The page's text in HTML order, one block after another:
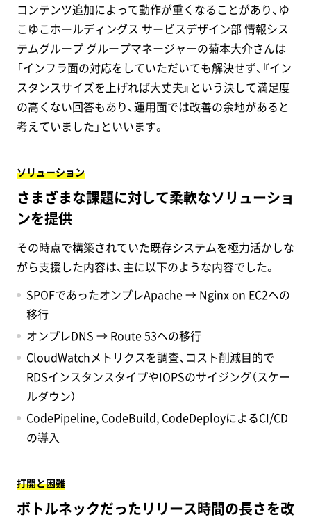
コンテンツ追加によって動作が重くなることがあり、ゆ
こゆこホールディングス サービスデザイン部 情報シス
テムグループ グループマネージャーの菊本大介さんは
「インフラ面の対応をしていただいても解決せず、『イン
スタンスサイズを上げれば大丈夫』という決して満足度
の高くない回答もあり、運用面では改善の余地があると
考えていました」といいます。
ソリューション
さまざまな課題に対して柔軟なソリューショ
ンを提供
その時点で構築されていた既存システムを極力活かしな
がら支援した内容は、主に以下のような内容でした。
SPOFであったオンプレApache → Nginx on EC2への
移行
オンプレDNS → Route 53への移行
CloudWatchメトリクスを調査、コスト削減目的で
RDSインスタンスタイプやIOPSのサイジング（スケー
ルダウン）
CodePipeline, CodeBuild, CodeDeployによるCI/CD
の導入
打開と困難
ボトルネックだったリリース時間の長さを改